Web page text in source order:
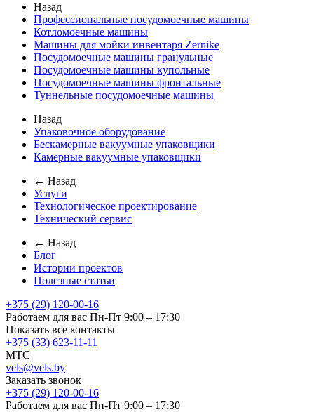
Назад
Профессиональные посудомоечные машины
Котломоечные машины
Машины для мойки инвентаря Zernike
Посудомоечные машины гранульные
Посудомоечные машины купольные
Посудомоечные машины фронтальные
Туннельные посудомоечные машины
Назад
Упаковочное оборудование
Бескамерные вакуумные упаковщики
Камерные вакуумные упаковщики
← Назад
Услуги
Технологическое проектирование
Технический сервис
← Назад
Блог
Истории проектов
Полезные статьи
+375 (29) 120-00-16
Работаем для вас Пн-Пт 9:00 – 17:30
Показать все контакты
+375 (33) 623-11-11
MTC
vels@vels.by
Заказать звонок
+375 (29) 120-00-16
Работаем для вас Пн-Пт 9:00 – 17:30